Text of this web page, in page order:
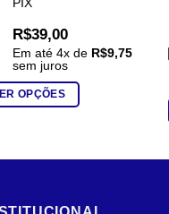
R$39,00
Em até 4x de R$9,75
sem juros
OPÇÕES